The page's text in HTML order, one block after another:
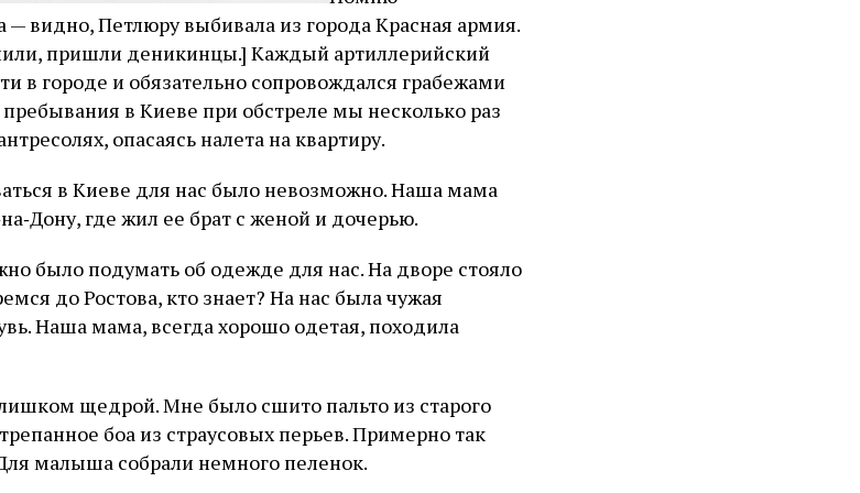
— видно, Петлюру выбивала из города Красная армия.
пришли деникинцы.] Каждый артиллерийский
в городе и обязательно сопровождался грабежами
в Киеве при обстреле мы несколько раз
опасаясь налета на квартиру.
в Киеве для нас было невозможно. Наша мама
где жил ее брат с женой и дочерью.
было подумать об одежде для нас. На дворе стояло
до Ростова, кто знает? На нас была чужая
Наша мама, всегда хорошо одетая, походила
щедрой. Мне было сшито пальто из старого
боа из страусовых перьев. Примерно так
малыша собрали немного пеленок.